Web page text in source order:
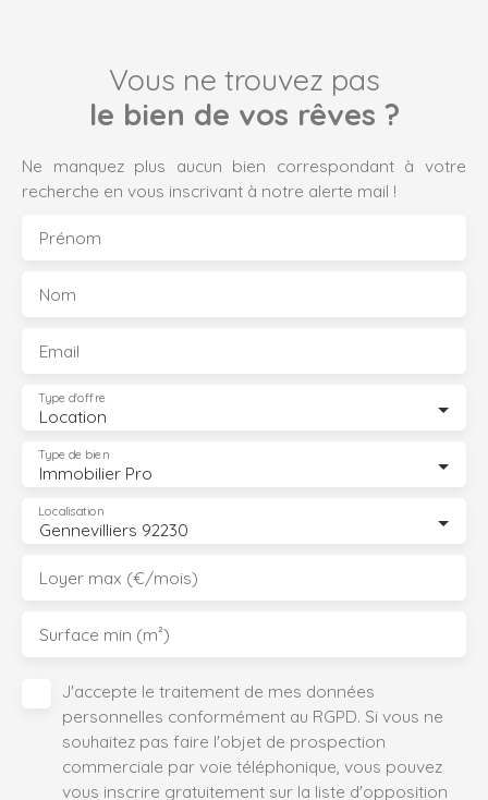
Vous ne trouvez pas
le bien de vos rêves ?
Ne manquez plus aucun bien correspondant à votre
recherche en vous inscrivant à notre alerte mail !
Prénom
Nom
Email
Location
Type d'offre
Immobilier Pro
Type de bien
Gennevilliers 92230
Localisation
Loyer max (€/mois)
Surface min (m²)
J'accepte le traitement de mes données
personnelles conformément au RGPD. Si vous ne
souhaitez pas faire l'objet de prospection
commerciale par voie téléphonique, vous pouvez
vous inscrire gratuitement sur la liste d'opposition